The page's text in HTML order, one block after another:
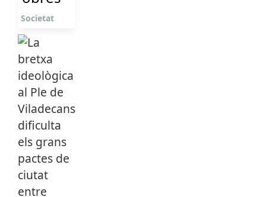
Societat